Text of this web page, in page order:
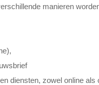
manieren
diensten, zowel online als